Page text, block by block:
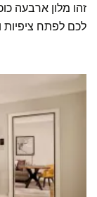
זהו מלון ארבעה
לכם לפתח ציפיות